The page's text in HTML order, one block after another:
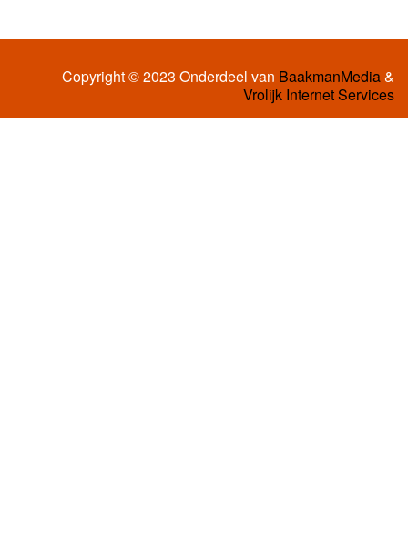
Copyright © 2023 Onderdeel van BaakmanMedia&
Vrolijk Internet Services